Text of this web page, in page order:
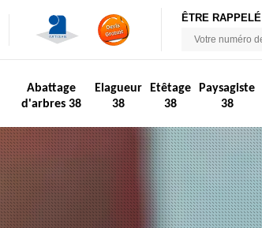
ÊTRE RAPPELÉ
Abattage
d'arbres 38
Elagueur
38
Etêtage
38
Paysagiste
38